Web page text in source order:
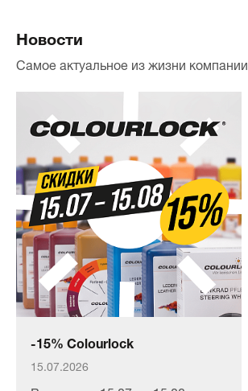
Новости
Самое актуальное из жизни компании
-15% Colourlock
15.07.2026